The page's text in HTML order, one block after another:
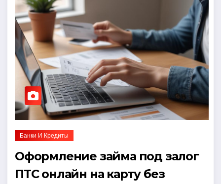
Банки И Кредиты
Оформление займа под залог
ПТС онлайн на карту без